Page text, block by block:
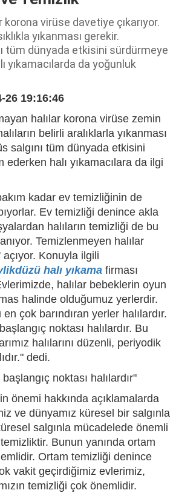
korona virüse davetiye çıkarıyor.
yıkanması gerekir.
tüm dünyada etkisini sürdürmeye
yıkamacılarda da yoğunluk
26 19:16:46
halılar korona virüse zemin
belirli aralıklarla yıkanması
salgını tüm dünyada etkisini
halı yıkamacılara da ilgi
kadar ev temizliğinin de
Ev temizliği denince akla
halıların temizliği de bu
Temizlenmeyen halılar
Konuyla ilgili
halı yıkama firması
halılar bebeklerin oyun
halinde olduğumuz yerlerdir.
çok barındıran yerler halılardır.
noktası halılardır. Bu
halılarını düzenli, periyodik
dedi.
noktası halılardır"
önemi hakkında açıklamalarda
ve dünyamız küresel bir salgınla
salgınla mücadelede önemli
Bunun yanında ortam
Ortam temizliği denince
vakit geçirdiğimiz evlerimiz,
temizliği çok önemlidir.